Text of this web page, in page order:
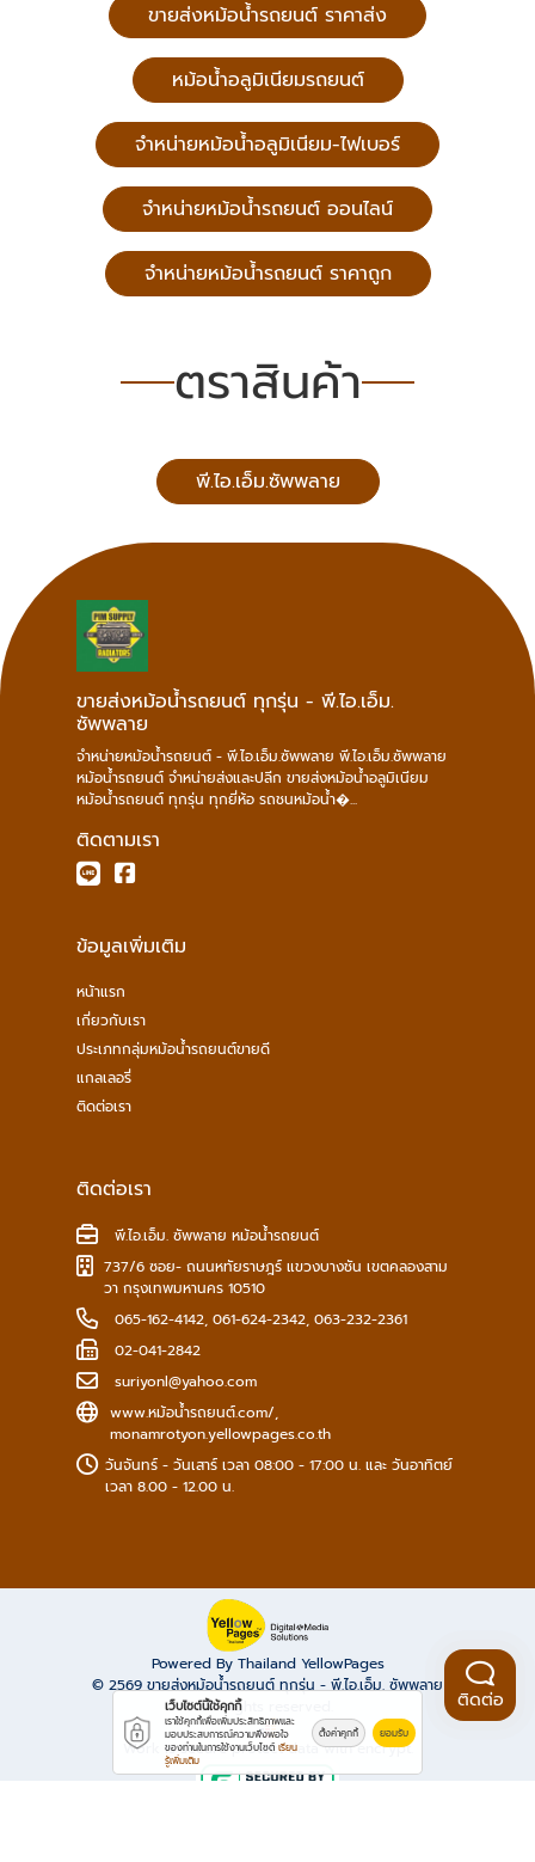
ขายส่งหม้อน้ำรถยนต์ ราคาส่ง
หม้อน้ำอลูมิเนียมรถยนต์
จำหน่ายหม้อน้ำอลูมิเนียม-ไฟเบอร์
จำหน่ายหม้อน้ำรถยนต์ ออนไลน์
จำหน่ายหม้อน้ำรถยนต์ ราคาถูก
ตราสินค้า
พี.ไอ.เอ็ม.ซัพพลาย
ขายส่งหม้อน้ำรถยนต์ ทุกรุ่น - พี.ไอ.เอ็ม.
ซัพพลาย
จำหน่ายหม้อน้ำรถยนต์ - พี.ไอ.เอ็ม.ซัพพลาย พี.ไอ.เอ็ม.ซัพพลาย
หม้อน้ำรถยนต์ จำหน่ายส่งและปลีก ขายส่งหม้อน้ำอลูมิเนียม
หม้อน้ำรถยนต์ ทุกรุ่น ทุกยี่ห้อ รถชนหม้อน้ำ�...
ติดตามเรา
ข้อมูลเพิ่มเติม
หน้าแรก
เกี่ยวกับเรา
ประเภทกลุ่มหม้อน้ำรถยนต์ขายดี
แกลเลอรี่
ติดต่อเรา
ติดต่อเรา
พี.ไอ.เอ็ม. ซัพพลาย หม้อน้ำรถยนต์
737/6 ซอย- ถนนหทัยราษฎร์ แขวงบางชัน เขตคลองสาม
วา กรุงเทพมหานคร 10510
065-162-4142, 061-624-2342, 063-232-2361
02-041-2842
suriyonl@yahoo.com
www.หม้อน้ํารถยนต์.com/,
monamrotyon.yellowpages.co.th
วันจันทร์ - วันเสาร์ เวลา 08:00 - 17:00 น. และ วันอาทิตย์
เวลา 8.00 - 12.00 น.
Powered By Thailand YellowPages
© 2569ขายส่งหม้อน้ำรถยนต์ ทุกรุ่น - พี.ไอ.เอ็ม. ซัพพลาย
All rights reserved.
Work is secure protect data with encrypt.
ติดต่อ
เว็บไซต์นี้ใช้คุกกี้
เราใช้คุกกี้เพื่อเพิ่มประสิทธิภาพและ
มอบประสบการณ์ความพึงพอใจ
ของท่านในการใช้งานเว็บไซต์ เรียน
รู้เพิ่มเติม
ตั้งค่าคุกกี้ ยอมรับ